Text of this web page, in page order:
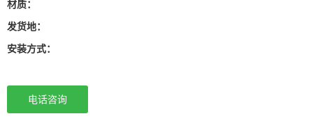
材质：
发货地：
安装方式：
电话咨询